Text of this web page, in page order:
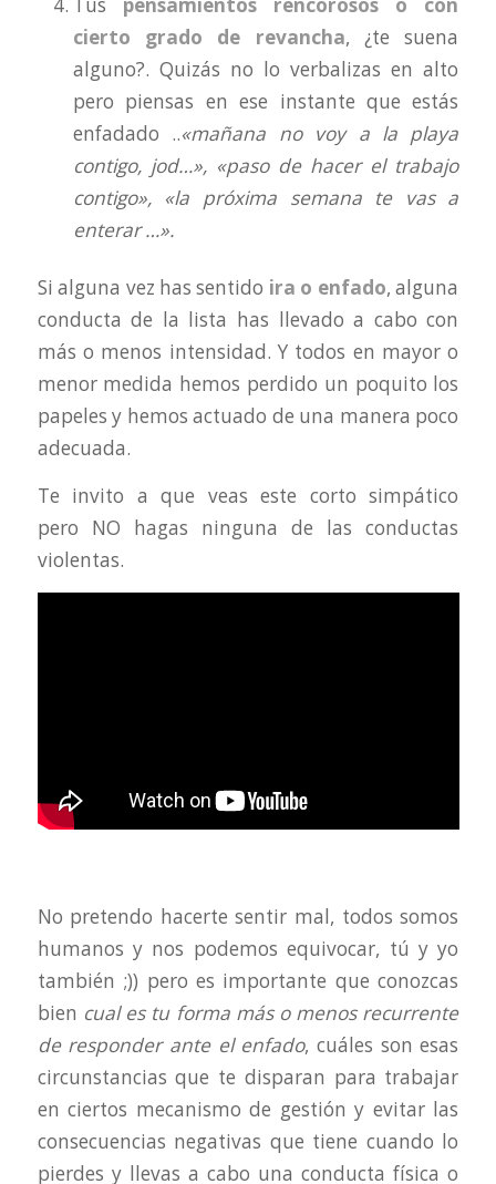
cierto grado de revancha, ¿te suena
alguno?. Quizás no lo verbalizas en alto
pero piensas en ese instante que estás
enfadado ..«mañana no voy a la playa
contigo, jod…», «paso de hacer el trabajo
contigo», «la próxima semana te vas a
enterar …».
Si alguna vez has sentido ira o enfado, alguna
conducta de la lista has llevado a cabo con
más o menos intensidad. Y todos en mayor o
menor medida hemos perdido un poquito los
papeles y hemos actuado de una manera poco
adecuada.
Te invito a que veas este corto simpático
pero NO hagas ninguna de las conductas
violentas.
No pretendo hacerte sentir mal, todos somos
humanos y nos podemos equivocar, tú y yo
también ;)) pero es importante que conozcas
bien cual es tu forma más o menos recurrente
de responder ante el enfado, cuáles son esas
circunstancias que te disparan para trabajar
en ciertos mecanismo de gestión y evitar las
consecuencias negativas que tiene cuando lo
pierdes y llevas a cabo una conducta física o